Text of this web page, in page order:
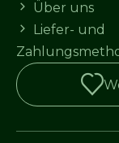
Über uns
Liefer- und